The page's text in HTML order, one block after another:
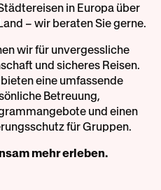
in Europa über
– wir beraten Sie gerne.
wir für unvergessliche
und sicheres Reisen.
eine umfassende
Betreuung,
und einen
für Gruppen.
mehr erleben.